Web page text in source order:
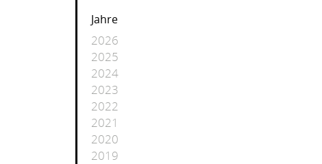
Jahre
2026
2025
2024
2023
2022
2021
2020
2019